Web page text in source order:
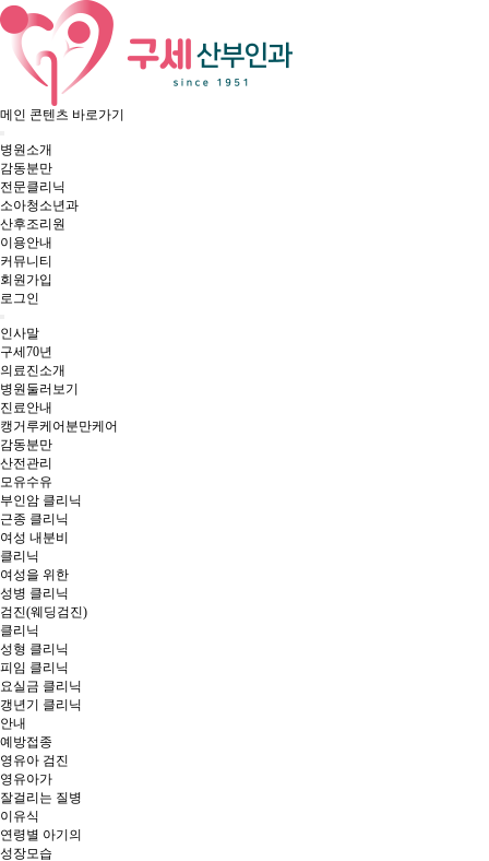
메인 콘텐츠 바로가기
병원소개
감동분만
전문클리닉
소아청소년과
산후조리원
이용안내
커뮤니티
회원가입
로그인
인사말
구세70년
의료진소개
병원둘러보기
진료안내
캥거루케어 분만케어
감동분만
산전관리
모유수유
부인암 클리닉
근종 클리닉
여성 내분비
클리닉
여성을 위한
성병 클리닉
검진(웨딩검진)
클리닉
성형 클리닉
피임 클리닉
요실금 클리닉
갱년기 클리닉
안내
예방접종
영유아 검진
영유아가
잘걸리는 질병
이유식
연령별 아기의
성장모습